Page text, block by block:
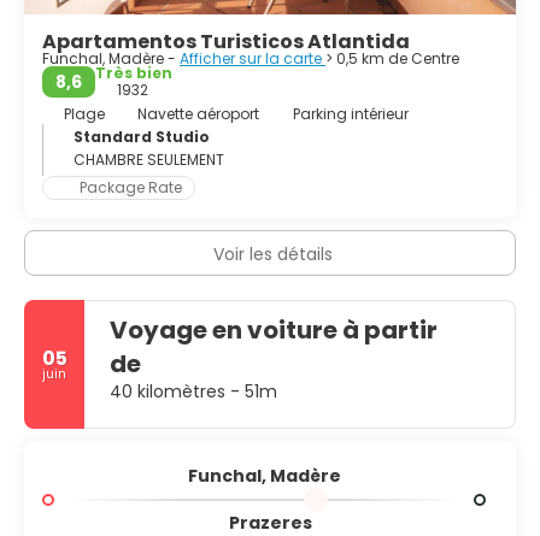
siècle; Quinta das Cruzes et les caves à vin Adegas São
Francisco. Il y a beaucoup de raisons d'aimer la ville
portuaire animée, qui, malgré sa petite taille, a beaucoup
à offrir.
Apartamentos Turisticos Atlantida
Funchal, Madère - Afficher sur la carte > 0,5 km de Centre
8,6
Très bien
1932
Plage
Navette aéroport
Parking intérieur
Standard Studio
CHAMBRE SEULEMENT
Package Rate
Voir les détails
05
juin
Voyage en voiture à partir
de
40 kilomètres - 51m
Funchal, Madère
Prazeres